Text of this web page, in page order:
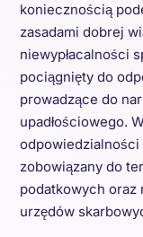
koniecznością
zasadami dobrej
niewypłacalności
pociągnięty do
prowadzące do
upadłościowego.
zobowiązany do
podatkowych oraz
urzędów